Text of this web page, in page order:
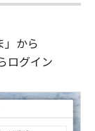
」から
ログイン